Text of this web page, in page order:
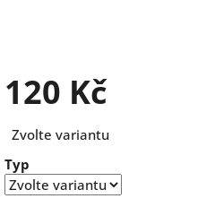
120 Kč
cena:
Zvolte variantu
Typ